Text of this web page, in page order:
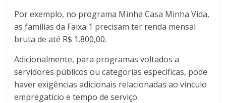
Por exemplo, no programa Minha Casa Minha Vida,
as famílias da Faixa 1 precisam ter renda mensal
bruta de até R$ 1.800,00.
Adicionalmente, para programas voltados a
servidores públicos ou categorias específicas, pode
haver exigências adicionais relacionadas ao vínculo
empregatício e tempo de serviço.